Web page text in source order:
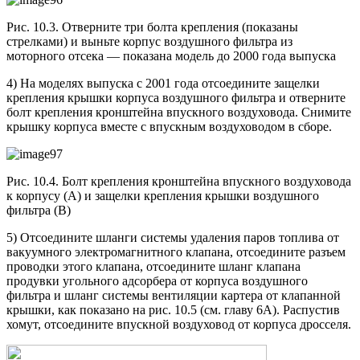
Рис. 10.3. Отверните три болта крепления (показаны
стрелками) и выньте корпус воздушного фильтра из
моторного отсека — показана модель до 2000 года выпуска
4) На моделях выпуска с 2001 года отсоедините защелки
крепления крышки корпуса воздушного фильтра и отверните
болт крепления кронштейна впускного воздуховода. Снимите
крышку корпуса вместе с впускным воздуховодом в сборе.
Рис. 10.4. Болт крепления кронштейна впускного воздуховода
к корпусу (А) и защелки крепления крышки воздушного
фильтра (В)
5) Отсоедините шланги системы удаления паров топлива от
вакуумного электромагнитного клапана, отсоедините разъем
проводки этого клапана, отсоедините шланг клапана
продувки угольного адсорбера от корпуса воздушного
фильтра и шланг системы вентиляции картера от клапанной
крышки, как показано на рис. 10.5 (см. главу 6А). Распустив
хомут, отсоедините впускной воздуховод от корпуса дросселя.